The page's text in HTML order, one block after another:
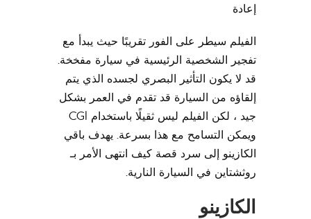
إعادة
الفيلم سيطر على الفور تقريبًا حيث يبدأ مع
تفجير الشخصية الرئيسية في سيارة مفخخة.
قد لا يكون التأثير البصري لجسده الذي يتم
إلقاؤه من السيارة قد تقدم في العمر بشكل
جيد ، لكن الفيلم ليس ثقيلًا باستخدام CGI
ويمكن التسامح مع هذا بسرعة. يهدف باقي
الكازينو إلى سرد قصة كيف انتهى الأمر بـ
روثشتاين في السيارة النارية.
الكازينو